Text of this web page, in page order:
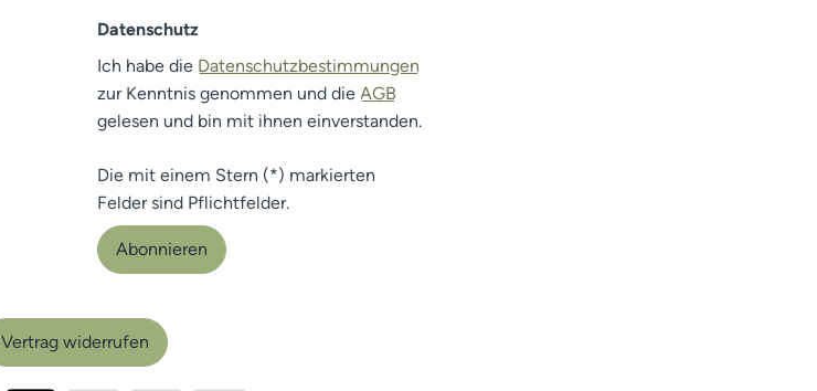
Datenschutz
Ich habe die Datenschutzbestimmungen
zur Kenntnis genommen und die AGB
gelesen und bin mit ihnen einverstanden.
Die mit einem Stern (*) markierten
Felder sind Pflichtfelder.
Abonnieren
Vertrag widerrufen